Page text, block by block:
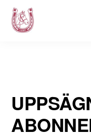
Hoppa
Hoppa
Din
ridskola
i